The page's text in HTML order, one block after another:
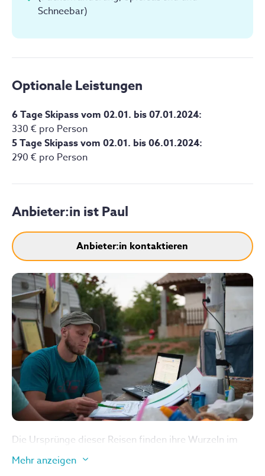
Schneebar)
Optionale Leistungen
6 Tage Skipass vom 02.01. bis 07.01.2024:
330 € pro Person
5 Tage Skipass vom 02.01. bis 06.01.2024:
290 € pro Person
Anbieter:in istPaul
Anbieter:in kontaktieren
Die Ursprünge dieser Reisen finden ihre Wurzeln im
Wunsch, anderen Menschen Freude zu bereiten,
positive Erfahrungen zu vermitteln und Begeisterung
Mehr anzeigen